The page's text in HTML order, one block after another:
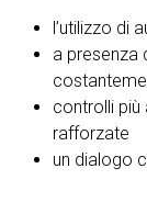
l’utilizzo di
a presenza
controlli più
rafforzate
un dialogo